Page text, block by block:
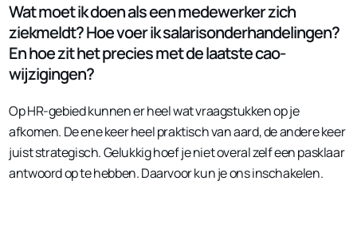
Wat moet ik doen als een medewerker zich
ziekmeldt? Hoe voer ik salarisonderhandelingen?
En hoe zit het precies met de laatste cao-
wijzigingen?
Op HR-gebied kunnen er heel wat vraagstukken op je
afkomen. De ene keer heel praktisch van aard, de andere keer
juist strategisch. Gelukkig hoef je niet overal zelf een pasklaar
antwoord op te hebben. Daarvoor kun je ons inschakelen.